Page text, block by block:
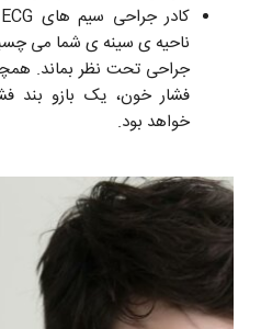
ناحیه ی سینه ی شما می
جراحی تحت نظر بماند.
فشار خون، یک بازو بند
خواهد بود.